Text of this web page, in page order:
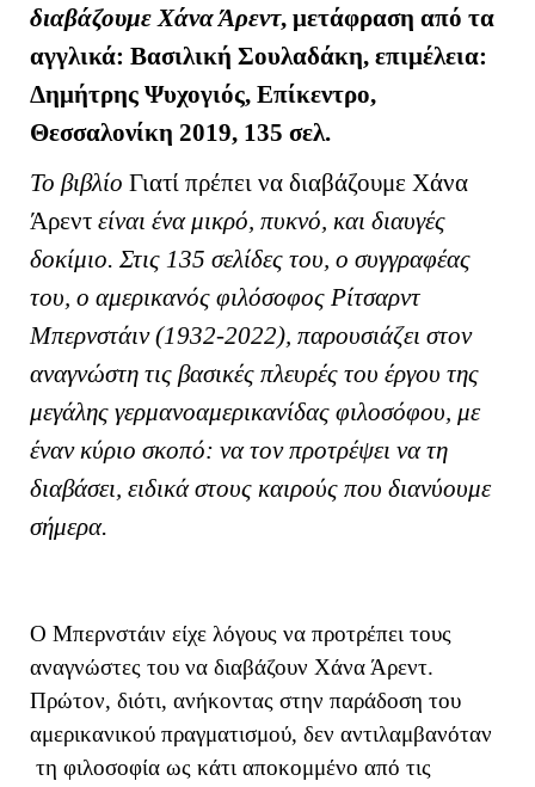
διαβάζουμε Χάνα Άρεντ, μετάφραση από τα
αγγλικά: Βασιλική Σουλαδάκη, επιμέλεια:
Δημήτρης Ψυχογιός, Επίκεντρο,
Θεσσαλονίκη 2019, 135 σελ.
Το βιβλίο Γιατί πρέπει να διαβάζουμε Χάνα
Άρεντ είναι ένα μικρό, πυκνό, και διαυγές
δοκίμιο. Στις 135 σελίδες του, ο συγγραφέας
του, ο αμερικανός φιλόσοφος Ρίτσαρντ
Μπερνστάιν (1932-2022), παρουσιάζει στον
αναγνώστη τις βασικές πλευρές του έργου της
μεγάλης γερμανοαμερικανίδας φιλοσόφου, με
έναν κύριο σκοπό: να τον προτρέψει να τη
διαβάσει, ειδικά στους καιρούς που διανύουμε
σήμερα.
Ο Μπερνστάιν είχε λόγους να προτρέπει τους
αναγνώστες του να διαβάζουν Χάνα Άρεντ.
Πρώτον, διότι, ανήκοντας στην παράδοση του
αμερικανικού πραγματισμού, δεν αντιλαμβανόταν
τη φιλοσοφία ως κάτι αποκομμένο από τις